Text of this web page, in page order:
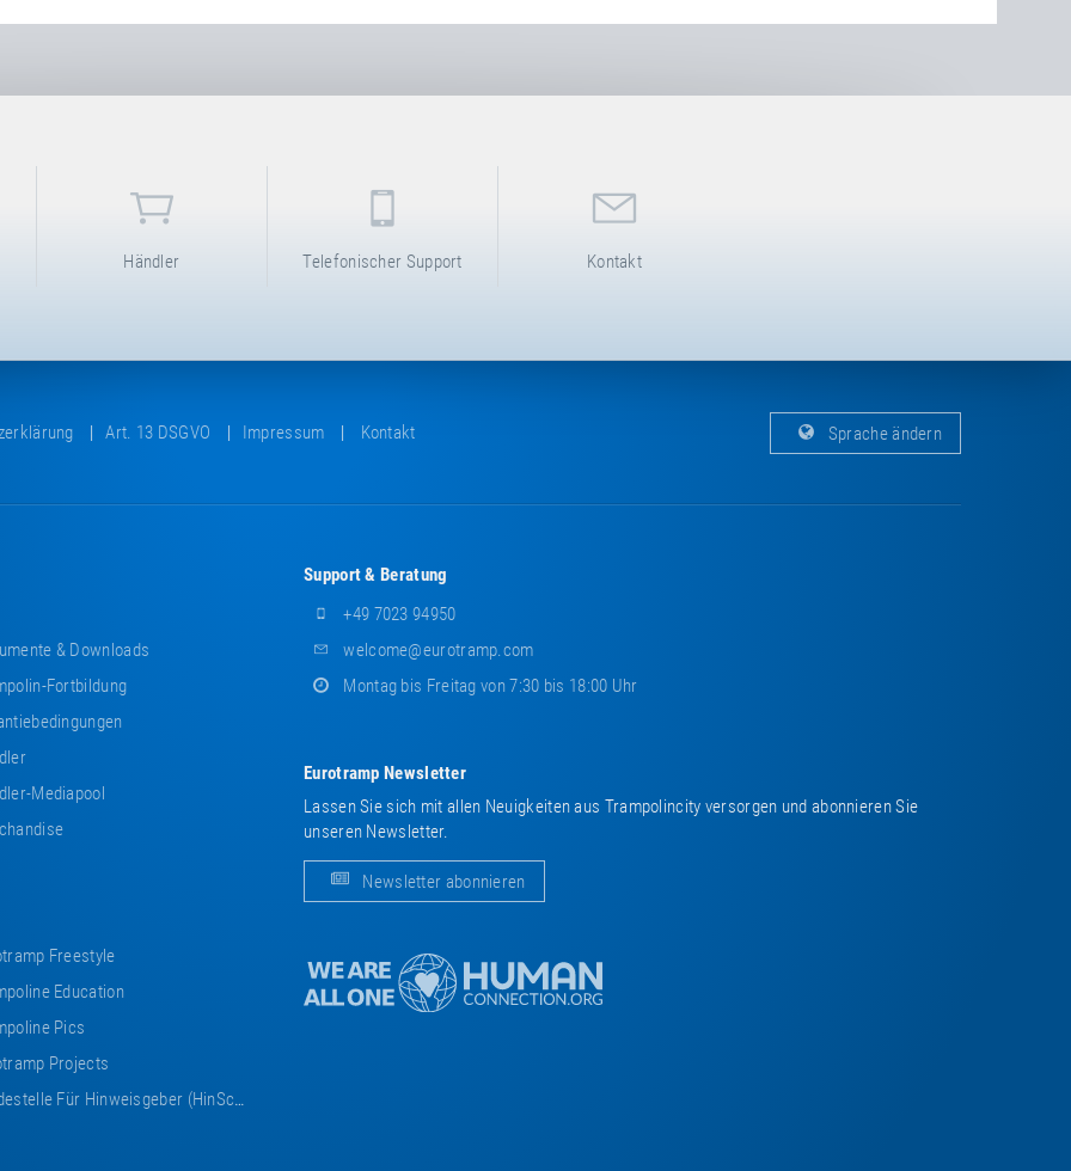
Händler Telefonischer Support Kontakt
Art. 13 DSGVO Impressum Kontakt Sprache ändern
& Downloads
Fortbildung
Mediapool
Freestyle
Education
Pics
Projects
Für Hinweisgeber (HinSchG)
Support & Beratung
+49 7023 94950
welcome@eurotramp.com
Montag bis Freitag von 7:30 bis 18:00 Uhr
Eurotramp Newsletter
Lassen Sie sich mit allen Neuigkeiten aus Trampolincity versorgen und abonnieren Sie
unseren Newsletter.
Newsletter abonnieren